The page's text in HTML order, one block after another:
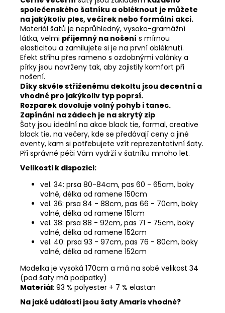
společenského šatníku a obléknout je můžete
na jakýkoliv ples, večírek nebo formální akci.
Materiál šatů je neprůhledný, vysoko-gramážní
látka, velmi příjemný na nošení s mírnou
elasticitou a zamilujete si je na první obléknutí.
Efekt střihu přes rameno s ozdobnými volánky a
pírky jsou navrženy tak, aby zajistily komfort při
nošení.
Díky skvěle střiženému dekoltu jsou decentní a
vhodné pro jakýkoliv typ poprsí.
Rozparek dovoluje volný pohyb i tanec.
Zapínání na zádech je na skrytý zip
Šaty jsou ideální na akce black tie, formal, creative
black tie, na večery, kde se předávají ceny a jiné
eventy, kam si potřebujete vzít reprezentativní šaty.
Při správné péči Vám vydrží v šatníku mnoho let.
Velikosti k dispozici:
vel. 34: prsa 80-84cm, pas 60 - 65cm, boky
volné, délka od ramene 150cm
vel. 36: prsa 84 - 88cm, pas 66 - 70cm, boky
volné, délka od ramene 151cm
vel. 38: prsa 88 - 92cm, pas 71 - 75cm, boky
volné, délka od ramene 152cm
vel. 40: prsa 93 - 97cm, pas 76 - 80cm, boky
volné, délka od ramene 152cm
Modelka je vysoká 170cm a má na sobě velikost 34
(pod šaty má podpatky)
Materiál: 93 % polyester + 7 % elastan
Na jaké události jsou šaty Amaris vhodné?